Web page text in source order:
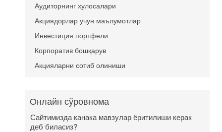
Аудиторнинг хулосалари
Акциядорлар учун маълумотлар
Инвестиция портфели
Корпоратив бошқарув
Акцияларни сотиб олиниши
Онлайн сўровнома
Сайтимизда канака мавзулар ёритилиши керак
деб биласиз?